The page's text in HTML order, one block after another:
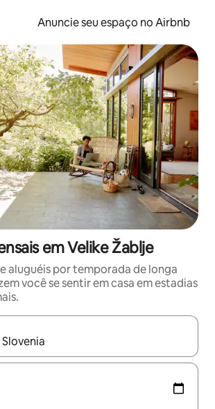
Anuncie seu espaço no Airbnb
em Velike Žablje
aluguéis por temporada de longa
você se sentir em casa em estadias
estiverem disponíveis, explore-os